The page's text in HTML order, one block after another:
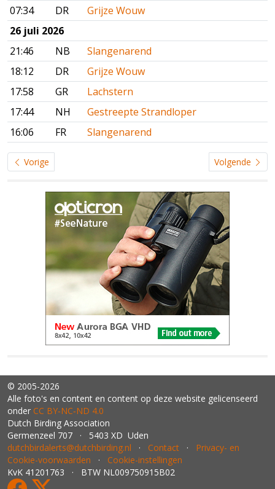
07:34
DR
Grijze Wouw
26 juli 2026
21:46
NB
Slangenarend
18:12
DR
Grijze Wouw
17:58
GR
Lachstern
17:44
NH
Gestreepte Strandloper
16:06
FR Slangenarend
Vorige Volgende
© 2005-2026
Alle foto's en content en content op deze website gelicenseerd
onder CC BY‑NC‑ND 4.0
Dutch Birding Association
Germenzeel 707 · 5403 XD Uden
dutchbirdalerts@dutchbirding.nl · Contact · Privacy- en
Cookie-voorwaarden · Cookie-instellingen
KvK 41201763 · BTW NL009750915B02